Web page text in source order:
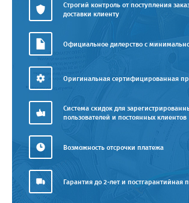
Строгий контроль от поступления
доставки клиенту
Официальное дилерство с
Оригинальная сертифицированная
Система скидок для
пользователей и постоянных клиентов
Возможность отсрочки платежа
Гарантия до 2-лет и постгарантийная